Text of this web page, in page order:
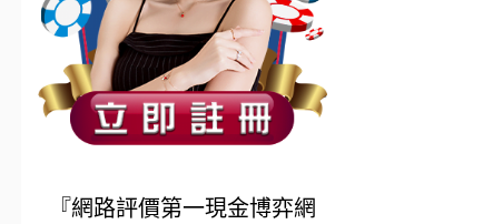
『網路評價第一現金博弈網